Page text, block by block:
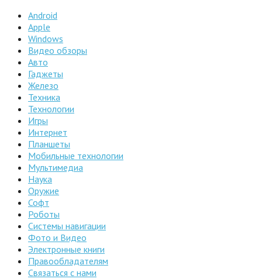
Android
Apple
Windows
Видео обзоры
Авто
Гаджеты
Железо
Техника
Технологии
Игры
Интернет
Планшеты
Мобильные технологии
Мультимедиа
Наука
Оружие
Софт
Роботы
Системы навигации
Фото и Видео
Электронные книги
Правообладателям
Связаться с нами